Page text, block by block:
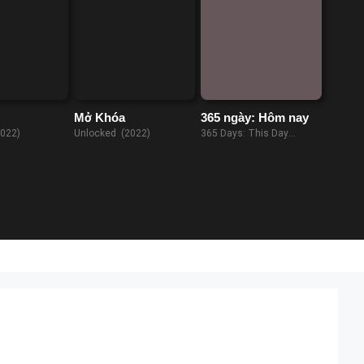
Mở Khóa
Unlocked (2022)
365 ngày: Hôm nay
365 Days: This Day